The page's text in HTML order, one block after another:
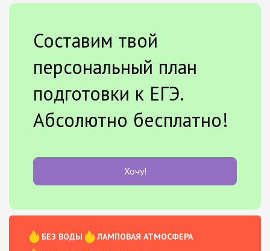
Составим твой
персональный план
подготовки к ЕГЭ.
Абсолютно бесплатно!
Хочу!
БЕЗ ВОДЫ
ЛАМПОВАЯ АТМОСФЕРА